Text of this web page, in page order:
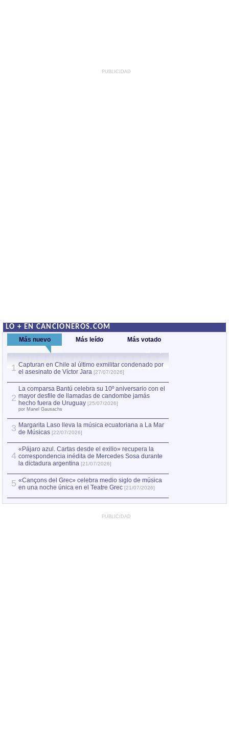
PUBLICIDAD
LO + EN CANCIONEROS.COM
Más nuevo Más leído Más votado
1 Capturan en Chile al último exmilitar condenado por
el asesinato de Víctor Jara [27/07/2026]
2
La comparsa Bantú celebra su 10º aniversario con el
mayor desfile de llamadas de candombe jamás
hecho fuera de Uruguay [25/07/2026]
por Manel Gausachs
3 Margarita Laso lleva la música ecuatoriana a La Mar
de Músicas [22/07/2026]
4
«Pájaro azul. Cartas desde el exilio» recupera la
correspondencia inédita de Mercedes Sosa durante
la dictadura argentina [21/07/2026]
5 «Cançons del Grec» celebra medio siglo de música
en una noche única en el Teatre Grec [21/07/2026]
PUBLICIDAD